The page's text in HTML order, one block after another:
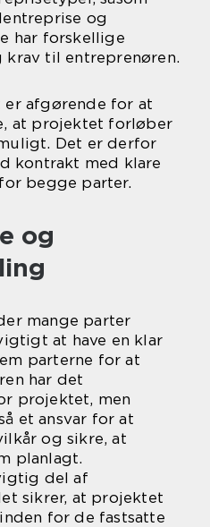
og
har forskellige
krav til entreprenøren.
er afgørende for at
at projektet forløber
Det er derfor
kontrakt med klare
begge parter.
og
mange parter
at have en klar
parterne for at
har det
projektet, men
et ansvar for at
og sikre, at
planlagt.
del af
sikrer, at projektet
for de fastsatte